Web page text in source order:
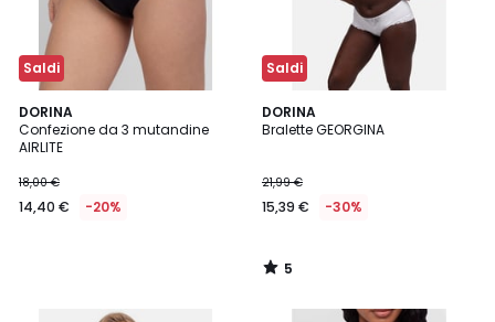
Saldi
DORINA
Confezione da 3 mutandine
AIRLITE
18,00 €
14,40 € -20%
Saldi
DORINA
Bralette GEORGINA
21,99 €
15,39 € -30%
5
/
5
/